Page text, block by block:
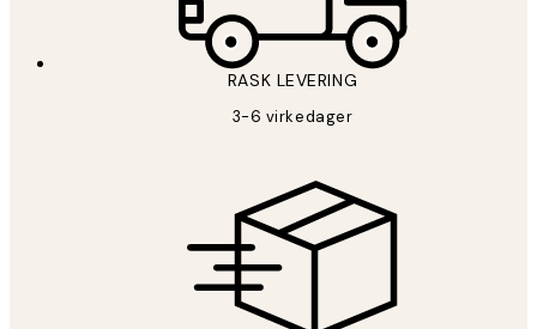
RASK LEVERING
3-6 virkedager